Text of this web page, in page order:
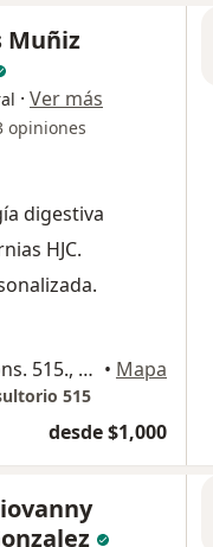
Muñiz
· Ver más
opiniones
digestiva
HJC.
Calle Rio Bamba 639 Piso 5, Cons. 515., Gustavo A Madero • Mapa
515
desde $1,000